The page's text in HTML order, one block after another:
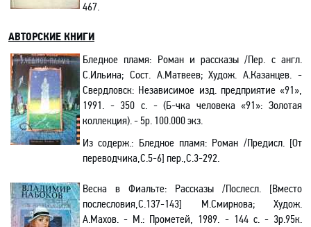
467.
АВТОРСКИЕ КНИГИ
Бледное пламя: Роман и рассказы /Пер. с англ.
С.Ильина; Сост. А.Матвеев; Худож. А.Казанцев. -
Свердловск: Независимое изд. предприятие «91»,
1991. - 350 с. - (Б-чка человека «91»: Золотая
коллекция). - 5р. 100.000 экз.
Из содерж.: Бледное пламя: Роман /Предисл. [От
переводчика,С.5-6] пер.,С.3-292.
Весна в Фиальте: Рассказы /Послесл. [Вместо
послесловия,С.137-143] М.Смирнова; Худож.
А.Махов. - М.: Прометей, 1989. - 144 с. - 3р.95к.